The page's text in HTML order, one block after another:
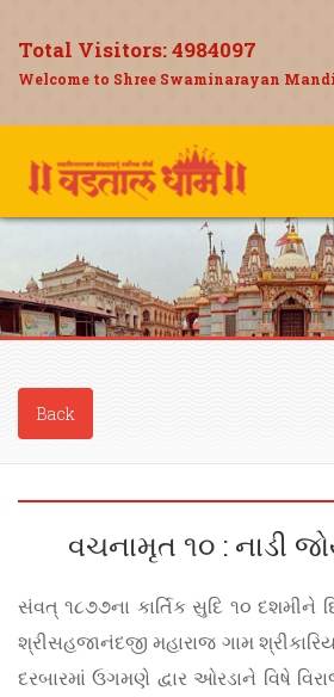
Total Visitors:4984097
Welcome to Shree Swaminarayan
Back
વચનામૃત ૧૦ : નાડી
સંવત્ ૧૮૭૭ના કાર્તિક સુદિ ૧૦ દશમીને
શ્રીસહજાનંદજી મહારાજ ગામ
દરબારમાં ઉગમણે દ્વાર ઓરડાને વિષે